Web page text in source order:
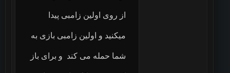
از روی اولین زامبی پیدا
میکنید و اولین زامبی بازی به
شما حمله می کند و برای باز